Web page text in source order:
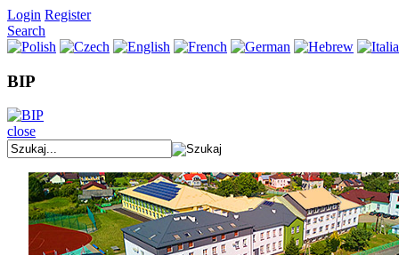
Login Register
Search
BIP
close